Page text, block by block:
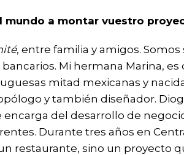
a montar vuestro
, entre familia y amigos.
Mi hermana Marina, es
mitad mexicanas y
y también diseñador.
del desarrollo de
Durante tres años en
restaurante, sino un proyecto